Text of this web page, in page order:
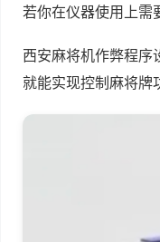
若你在仪器使用上需
西安麻将机作弊程序
就能实现控制麻将牌